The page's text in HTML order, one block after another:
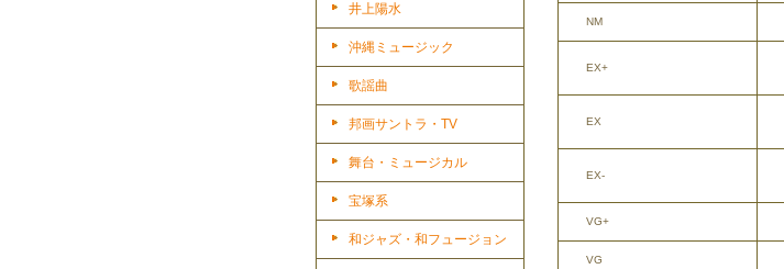
井上陽水
沖縄ミュージック
歌謡曲
邦画サントラ・TV
舞台・ミュージカル
宝塚系
和ジャズ・和フュージョン
NM
EX+
EX
EX-
VG+
VG